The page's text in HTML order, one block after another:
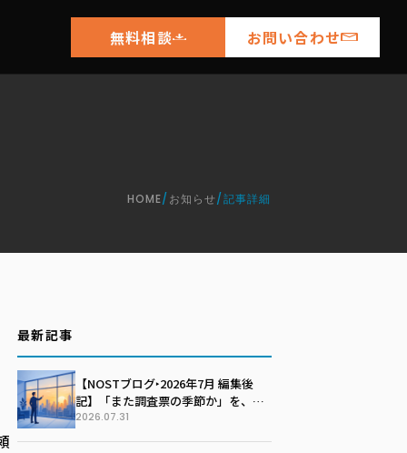
無料相談 お問い合わせ
HOME/ お知らせ/記事詳細
最新記事
【NOSTブログ‣2026年7月 編集後
記】「また調査票の季節か」を、自
社の未来を語る季節に変える
2026.07.31